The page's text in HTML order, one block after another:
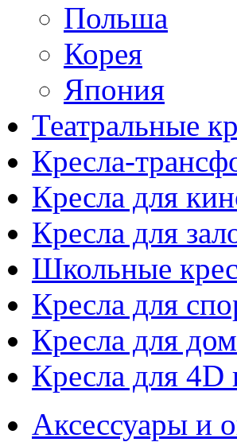
Польша
Корея
Япония
Театральные
Кресла-
Кресла для
Кресла для
Школьные
Кресла для
Кресла для
Кресла для 4D
Аксессуары и